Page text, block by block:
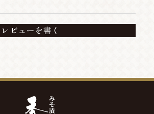
レビューを書く